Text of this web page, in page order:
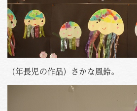
（年長児の作品）さかな風鈴。